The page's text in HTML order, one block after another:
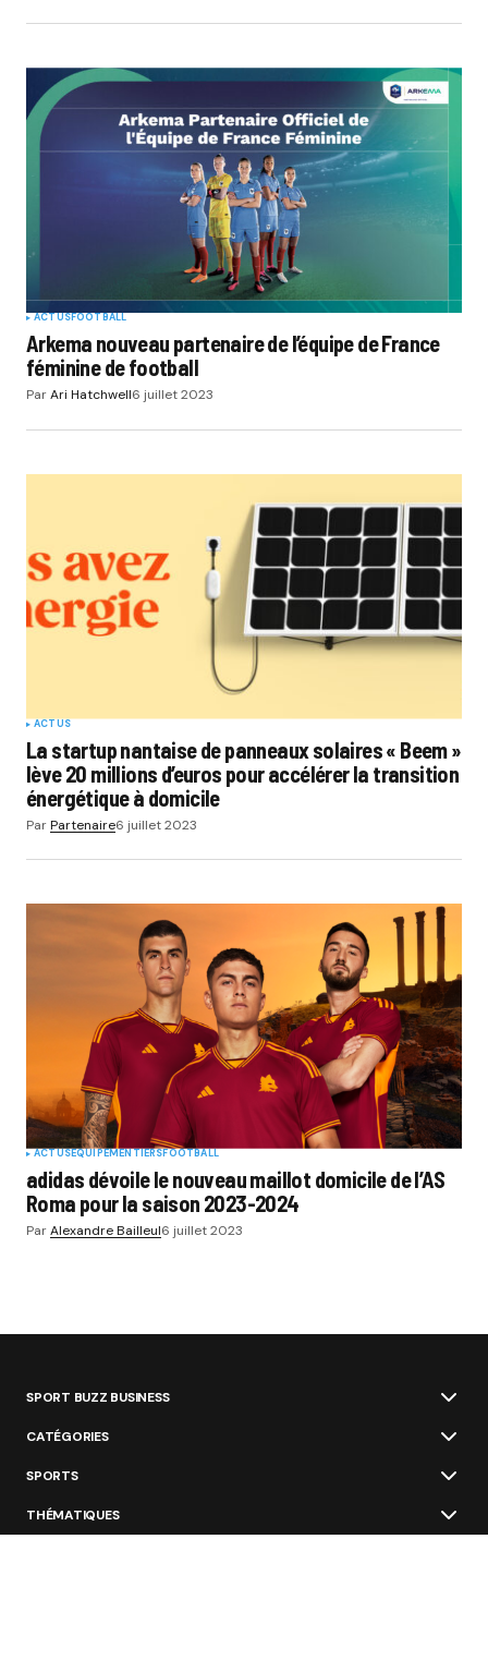
ACTUSFOOTBALL
Arkema nouveau partenaire de l’équipe de France
féminine de football
ParAri Hatchwell6 juillet 2023
ACTUS
La startup nantaise de panneaux solaires « Beem »
lève 20 millions d’euros pour accélérer la transition
énergétique à domicile
ParPartenaire6 juillet 2023
ACTUSEQUIPEMENTIERSFOOTBALL
adidas dévoile le nouveau maillot domicile de l’AS
Roma pour la saison 2023-2024
ParAlexandre Bailleul6 juillet 2023
SPORT BUZZ BUSINESS
CATÉGORIES
SPORTS
THÉMATIQUES